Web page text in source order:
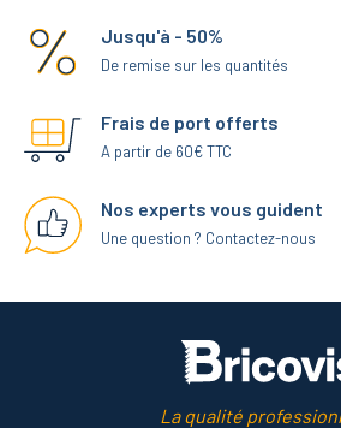
Jusqu'à - 50%
De remise sur les quantités
Frais de port offerts
A partir de 60€ TTC
Nos experts vous guident
Une question ? Contactez-nous
La qualité